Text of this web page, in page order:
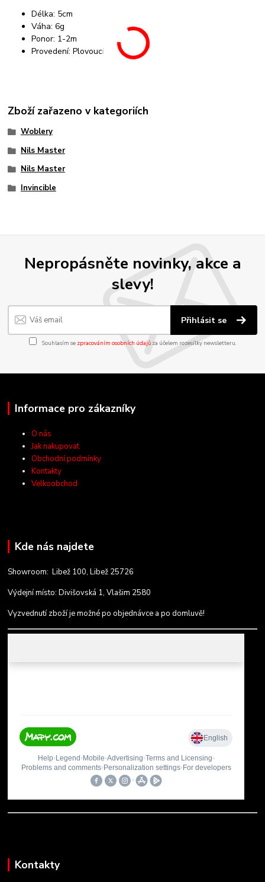
Délka: 5cm
Váha: 6g
Ponor: 1-2m
Provedení: Plovoucí
Zboží zařazeno v kategoriích
Woblery
Nils Master
Nils Master
Invincible
Nepropásněte novinky, akce a
slevy!
Přihlásit se
Souhlasím se zpracováním osobních údajůza účelem rozesílky newsletteru.
Informace pro zákazníky
O nás
Jak nakupovat
Obchodní podmínky
Kontakty
Velkoobchod
Kde nás najdete
Showroom: Libež 100, Libež 25726
Výdejní místo: Divišovská 1, Vlašim 2580
Vyzvednutí zboží je možné po objednávce a po domluvě!
Kontakty